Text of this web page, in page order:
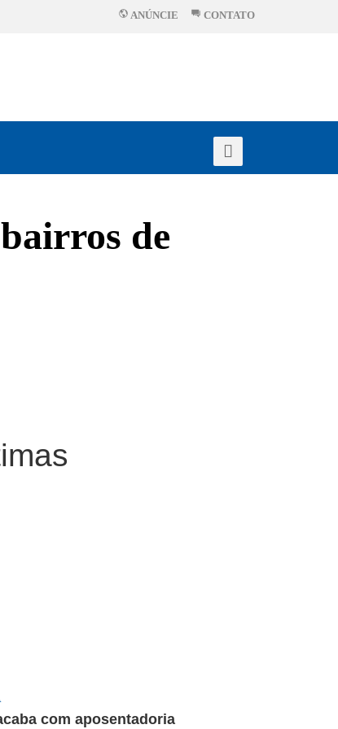
ANÚNCIE CONTATO
de
com aposentadoria